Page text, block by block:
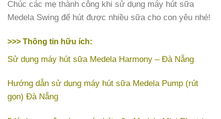
Chúc các mẹ thành công khi sử dụng máy hút sữa
Medela Swing để hút được nhiều sữa cho con yêu nhé!
>>> Thông tin hữu ích:
Sử dụng máy hút sữa Medela Harmony – Đà Nẵng
Hướng dẫn sử dụng máy hút sữa Medela Pump (rút
gọn) Đà Nẵng